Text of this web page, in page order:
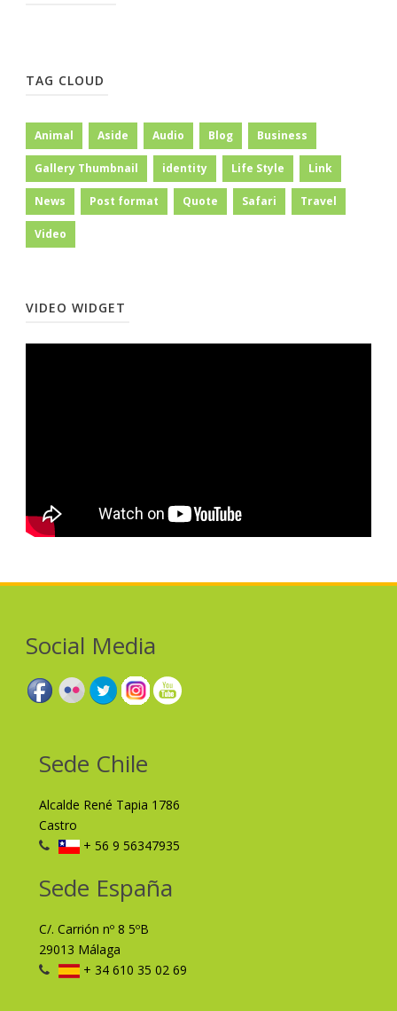
TAG CLOUD
Animal Aside Audio Blog Business
Gallery Thumbnail identity Life Style Link
News Post format Quote Safari Travel
Video
VIDEO WIDGET
Social Media
Sede Chile
Alcalde René Tapia 1786
Castro
+ 56 9 56347935
Sede España
C/. Carrión nº 8 5ºB
29013 Málaga
+ 34 610 35 02 69